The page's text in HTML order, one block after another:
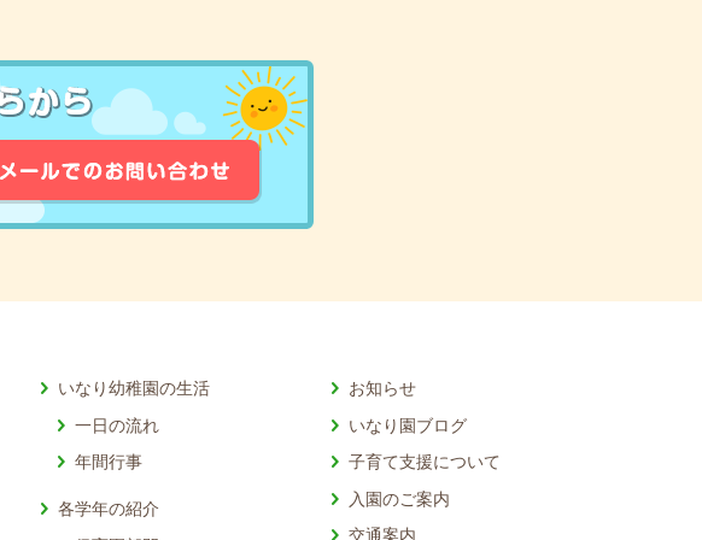
いなり幼稚園の生活
一日の流れ
年間行事
各学年の紹介
お知らせ
いなり園ブログ
子育て支援について
入園のご案内
交通案内